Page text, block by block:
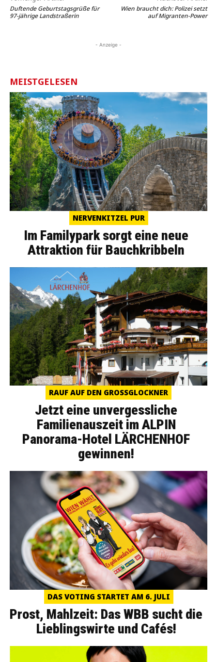
Duftende Geburtstagsgrüße für
97-jährige Landstraßerin
Wien braucht dich: Polizei setzt
auf Migranten-Power
- Anzeige -
MEISTGELESEN
NERVENKITZEL PUR
Im Familypark sorgt eine neue
Attraktion für Bauchkribbeln
RAUF AUF DEN GROSSGLOCKNER
Jetzt eine unvergessliche
Familienauszeit im ALPIN
Panorama-Hotel LÄRCHENHOF
gewinnen!
DAS VOTING STARTET AM 6. JULI
Prost, Mahlzeit: Das WBB sucht die
Lieblingswirte und Cafés!